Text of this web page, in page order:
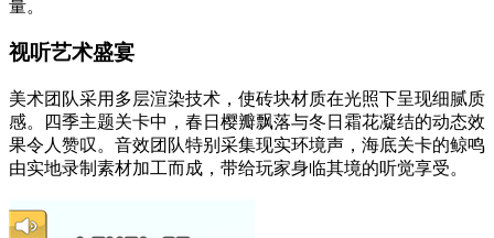
量。
视听艺术盛宴
美术团队采用多层渲染技术，使砖块材质在光照下呈现细腻质
感。四季主题关卡中，春日樱瓣飘落与冬日霜花凝结的动态效
果令人赞叹。音效团队特别采集现实环境声，海底关卡的鲸鸣
由实地录制素材加工而成，带给玩家身临其境的听觉享受。